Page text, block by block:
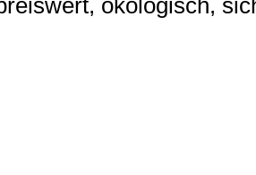
ökologisch,